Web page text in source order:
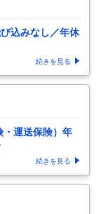
込みなし／年休
続きを見る
・運送保険）年
続きを見る